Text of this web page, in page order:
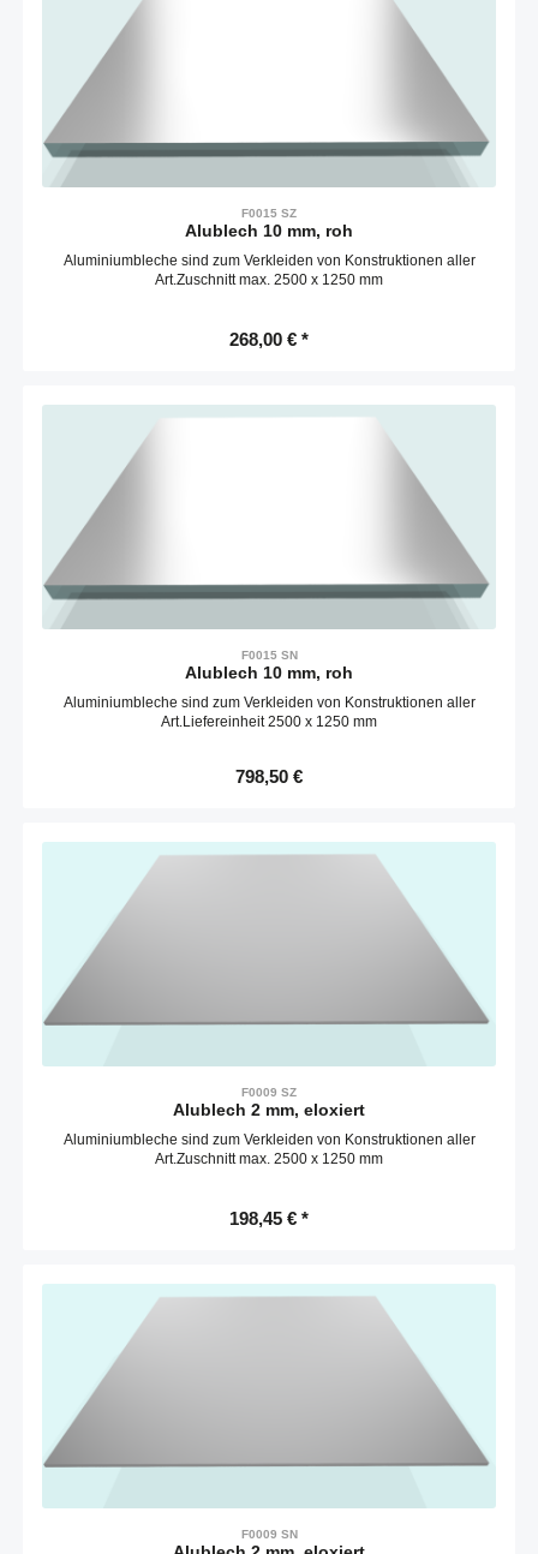
F0015 SZ
Alublech 10 mm, roh
Aluminiumbleche sind zum Verkleiden von Konstruktionen aller
Art.Zuschnitt max. 2500 x 1250 mm
268,00 € *
F0015 SN
Alublech 10 mm, roh
Aluminiumbleche sind zum Verkleiden von Konstruktionen aller
Art.Liefereinheit 2500 x 1250 mm
Regulärer Preis:
798,50 €
F0009 SZ
Alublech 2 mm, eloxiert
Aluminiumbleche sind zum Verkleiden von Konstruktionen aller
Art.Zuschnitt max. 2500 x 1250 mm
198,45 € *
F0009 SN